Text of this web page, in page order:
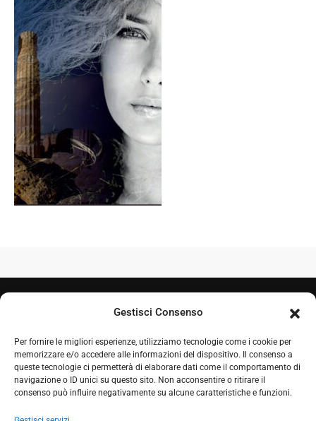
Gestisci Consenso
Per fornire le migliori esperienze, utilizziamo tecnologie come i cookie per
memorizzare e/o accedere alle informazioni del dispositivo. Il consenso a
queste tecnologie ci permetterà di elaborare dati come il comportamento di
navigazione o ID unici su questo sito. Non acconsentire o ritirare il
consenso può influire negativamente su alcune caratteristiche e funzioni.
+39 050 7212995